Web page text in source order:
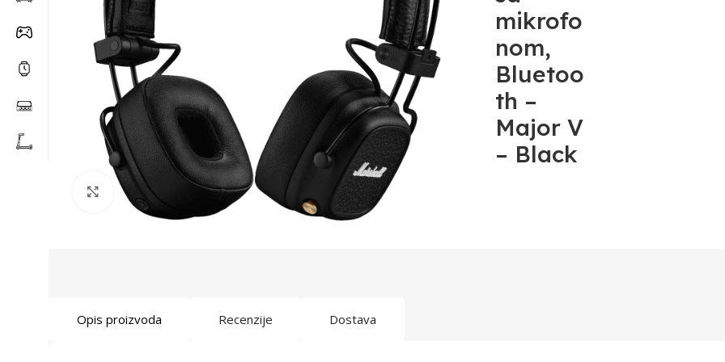
Click to enlarge
mikrofo
nom,
Bluetoo
th –
Major V
– Black
Opis proizvoda Recenzije Dostava